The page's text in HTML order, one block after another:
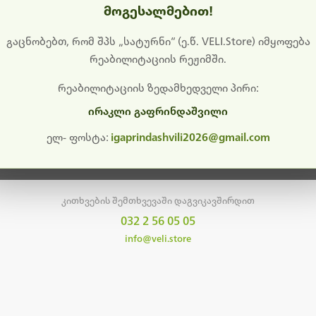
გიხდით შეფერხებისთვის. ამჟამად მიმდინარეობს
განახლება და ტექნიკური სამუშაოები.
მალე ისევ ხელმისაწვდომი იქნება. გმადლობთ მოთმინებისთვის!
მთავარ გვერდზე დაბრუნება
კითხვების შემთხვევაში დაგვიკავშირდით
032 2 56 05 05
info@veli.store
მოგესალმებით!
გაცნობებთ, რომ შპს „სატურნი“ (ე.წ. VELI.Store) იმყოფება
რეაბილიტაციის რეჟიმში.
რეაბილიტაციის ზედამხედველი პირი:
ირაკლი გაფრინდაშვილი
ელ- ფოსტა: igaprindashvili2026@gmail.com